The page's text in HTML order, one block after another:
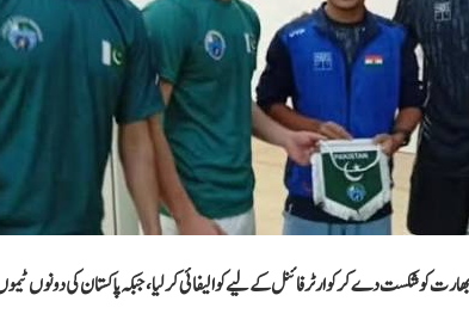
کو شکست دے کر کوارٹر فائنل کے لیے کوالیفائی کر لیا، جبکہ پاکستان کی دونوں